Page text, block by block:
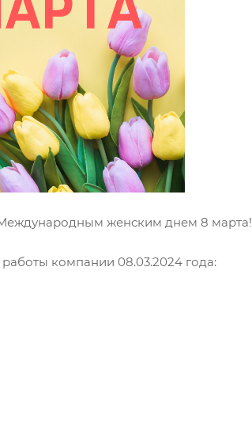
женским днем 8 марта!
компании 08.03.2024 года: